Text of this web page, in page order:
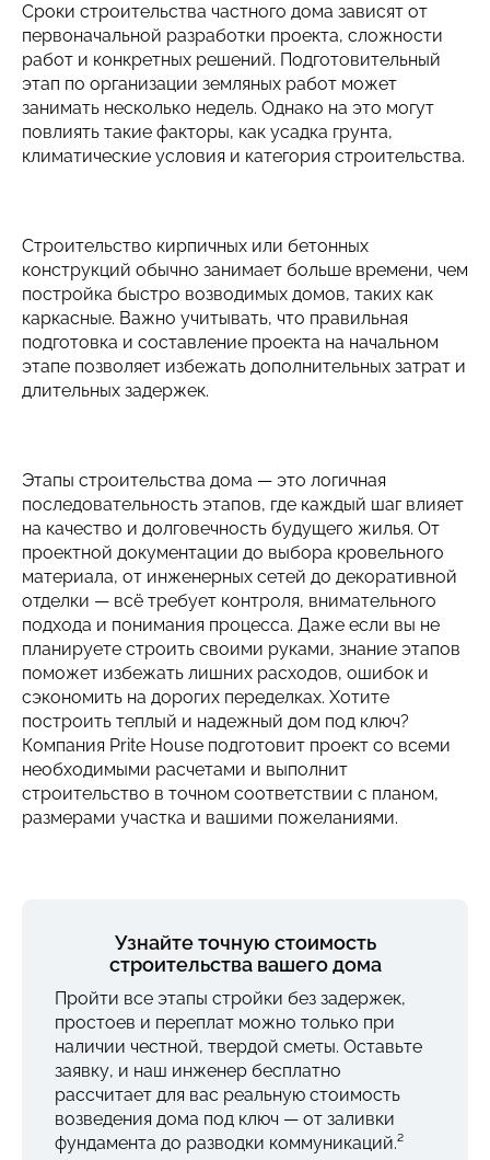
Сроки строительства частного дома зависят от
первоначальной разработки проекта, сложности
работ и конкретных решений. Подготовительный
этап по организации земляных работ может
занимать несколько недель. Однако на это могут
повлиять такие факторы, как усадка грунта,
климатические условия и категория строительства.
Строительство кирпичных или бетонных
конструкций обычно занимает больше времени, чем
постройка быстро возводимых домов, таких как
каркасные. Важно учитывать, что правильная
подготовка и составление проекта на начальном
этапе позволяет избежать дополнительных затрат и
длительных задержек.
Этапы строительства дома — это логичная
последовательность этапов, где каждый шаг влияет
на качество и долговечность будущего жилья. От
проектной документации до выбора кровельного
материала, от инженерных сетей до декоративной
отделки — всё требует контроля, внимательного
подхода и понимания процесса. Даже если вы не
планируете строить своими руками, знание этапов
поможет избежать лишних расходов, ошибок и
сэкономить на дорогих переделках. Хотите
построить теплый и надежный дом под ключ?
Компания Prite House подготовит проект со всеми
необходимыми расчетами и выполнит
строительство в точном соответствии с планом,
размерами участка и вашими пожеланиями.
Узнайте точную стоимость
строительства вашего дома
Пройти все этапы стройки без задержек,
простоев и переплат можно только при
наличии честной, твердой сметы. Оставьте
заявку, и наш инженер бесплатно
рассчитает для вас реальную стоимость
возведения дома под ключ — от заливки
фундамента до разводки коммуникаций.²